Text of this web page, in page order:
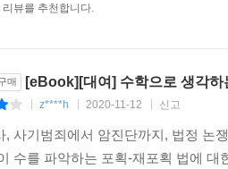
할 사이에 변해버린 세상〉에서는
을 받고도 침착을 유지하려면〉에
살피며, 의학적 판단에 수학적 기준
리뷰를 추천합니다.
매 [eBook][대여] 수학으로 생각하
z****h 2020-11-12 신고
, 사기범죄에서 암진단까지, 법정 논
수를 파악하는 포획-재포획 법에